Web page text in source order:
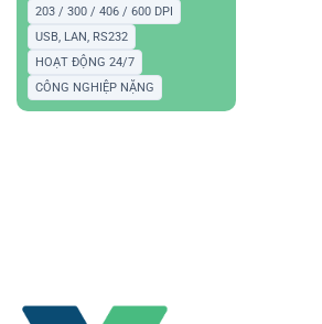
203 / 300 / 406 / 600 DPI
USB, LAN, RS232
HOẠT ĐỘNG 24/7
CÔNG NGHIỆP NẶNG